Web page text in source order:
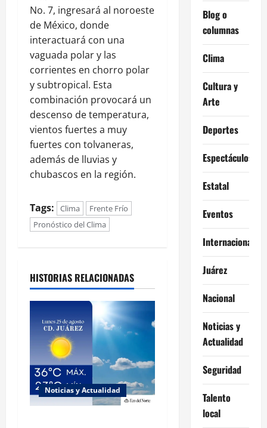
No. 7, ingresará al noroeste
de México, donde
interactuará con una
vaguada polar y las
corrientes en chorro polar
y subtropical. Esta
combinación provocará un
descenso de temperatura,
vientos fuertes a muy
fuertes con tolvaneras,
además de lluvias y
chubascos en la región.
Tags: Clima
Frente Frío
Pronóstico del Clima
HISTORIAS RELACIONADAS
Noticias y Actualidad
Blog o
columnas
Clima
Cultura y
Arte
Deportes
Espectáculos
Estatal
Eventos
Internacional
Juárez
Nacional
Noticias y
Actualidad
Seguridad
Talento
local